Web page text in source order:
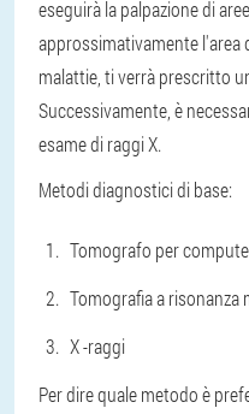
eseguirà la palpazione di
approssimativamente l'area
malattie, ti verrà prescritto
Successivamente, è
esame di raggi X.
Metodi diagnostici di base:
Tomografo per
Tomografia a risonanza
X -raggi
Per dire quale metodo è